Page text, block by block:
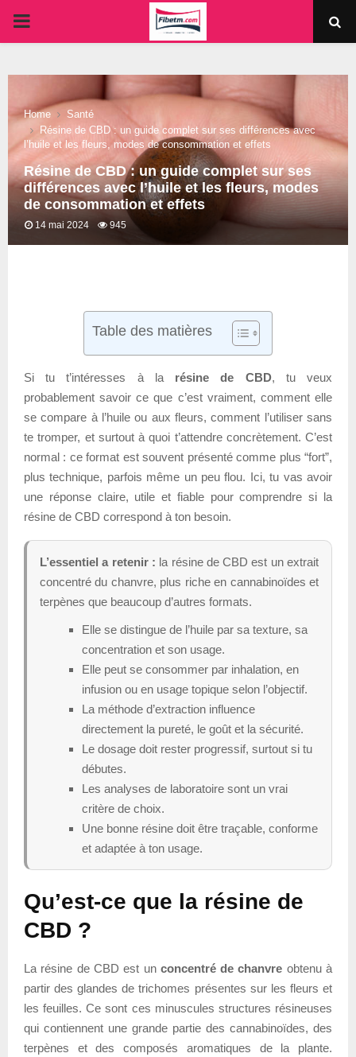
PRIMARY
Home
Santé
Résine de CBD : un guide complet sur ses différences avec
l’huile et les fleurs, modes de consommation et effets
Résine de CBD : un guide complet sur ses
différences avec l’huile et les fleurs, modes
de consommation et effets
14 mai 2024 945
Table des matières
Si tu t’intéresses à la résine de CBD, tu veux
probablement savoir ce que c’est vraiment, comment elle
se compare à l’huile ou aux fleurs, comment l’utiliser sans
te tromper, et surtout à quoi t’attendre concrètement. C’est
normal : ce format est souvent présenté comme plus “fort”,
plus technique, parfois même un peu flou. Ici, tu vas avoir
une réponse claire, utile et fiable pour comprendre si la
résine de CBD correspond à ton besoin.
L’essentiel a retenir : la résine de CBD est un extrait
concentré du chanvre, plus riche en cannabinoïdes et
terpènes que beaucoup d’autres formats.
Elle se distingue de l’huile par sa texture, sa
concentration et son usage.
Elle peut se consommer par inhalation, en
infusion ou en usage topique selon l’objectif.
La méthode d’extraction influence
directement la pureté, le goût et la sécurité.
Le dosage doit rester progressif, surtout si tu
débutes.
Les analyses de laboratoire sont un vrai
critère de choix.
Une bonne résine doit être traçable, conforme
et adaptée à ton usage.
Qu’est-ce que la résine de
CBD ?
La résine de CBD est un concentré de chanvre obtenu à
partir des glandes de trichomes présentes sur les fleurs et
les feuilles. Ce sont ces minuscules structures résineuses
qui contiennent une grande partie des cannabinoïdes, des
terpènes et des composés aromatiques de la plante.